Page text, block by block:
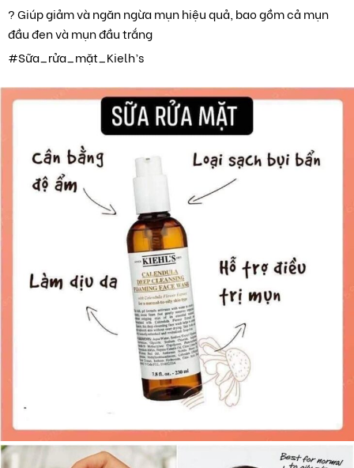
? Giúp giảm và ngăn ngừa mụn hiệu quả, bao gồm cả mụn
đầu đen và mụn đầu trắng
#Sữa_rửa_mặt_Kielh’s